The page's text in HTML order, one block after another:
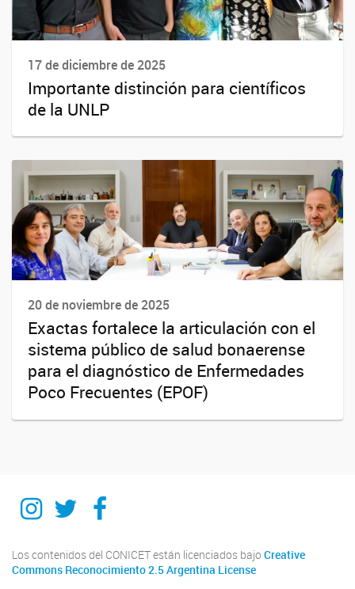
17 de diciembre de 2025
Importante distinción para científicos
de la UNLP
20 de noviembre de 2025
Exactas fortalece la articulación con el
sistema público de salud bonaerense
para el diagnóstico de Enfermedades
Poco Frecuentes (EPOF)
Instagram
TwitterFacebook
Los contenidos del CONICET están licenciados bajo Creative
Commons Reconocimiento 2.5 Argentina License